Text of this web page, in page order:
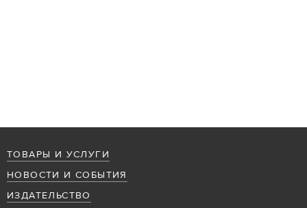
ТОВАРЫ И УСЛУГИ
НОВОСТИ И СОБЫТИЯ
ИЗДАТЕЛЬСТВО